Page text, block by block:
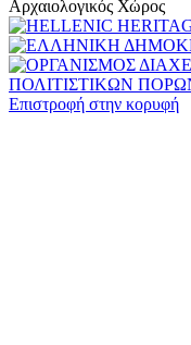
Αρχαιολογικός Χώρος
Επιστροφή στην κορυφή